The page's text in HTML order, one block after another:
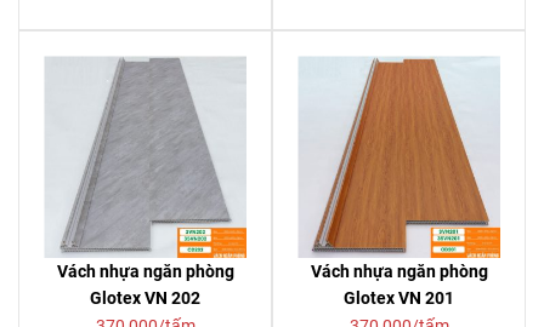
Vách nhựa ngăn phòng
Glotex VN 202
Vách nhựa ngăn phòng
Glotex VN 201